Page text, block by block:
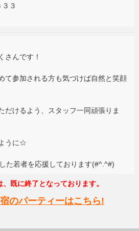
３
さんです！
て参加される方も気づけば自然と笑顔
だけるよう、スタッフ一同頑張りま
うに☆
た若者を応援しております(#^.^#)
既に終了となっております。
のパーティーはこちら!